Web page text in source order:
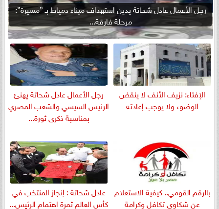
رجل الأعمال عادل شحاتة يدين استهداف ميناء دمياط بـ ”مسيرة”:
مرحلة فارقة...
الإفتاء: نزيف الأنف لا ينقض
الوضوء ولا يوجب إعادته
رجل الأعمال عادل شحاتة يهنئ
الرئيس السيسي والشعب المصري
بمناسبة ذكرى ثورة...
بالرقم القومي.. كيفية الاستعلام
عن شكاوى تكافل وكرامة
عادل شحاتة : إنجاز المنتخب في
كأس العالم ثمرة اهتمام الرئيس...